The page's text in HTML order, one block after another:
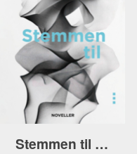
Stemmen til …